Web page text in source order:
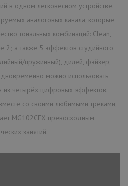
в одном легковесном устройстве.
аналоговых канала, которые
тональных комбинаций: Clean,
2; а также 5 эффектов студийного
пружинный), дилей, фэйзер,
можно использовать
из четырёх цифровых эффектов.
со своими любимыми треками,
MG102CFХ превосходным
занятий.